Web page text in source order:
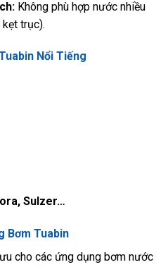
Không phù hợp nước nhiều
kẹt trục).
Nổi Tiếng
Sulzer…
Bơm Tuabin
cho các ứng dụng bơm nước